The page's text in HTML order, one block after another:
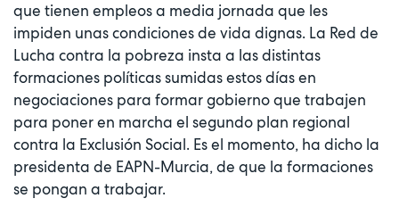
que tienen empleos a media jornada que les
impiden unas condiciones de vida dignas. La Red de
Lucha contra la pobreza insta a las distintas
formaciones políticas sumidas estos días en
negociaciones para formar gobierno que trabajen
para poner en marcha el segundo plan regional
contra la Exclusión Social. Es el momento, ha dicho la
presidenta de EAPN-Murcia, de que la formaciones
se pongan a trabajar.